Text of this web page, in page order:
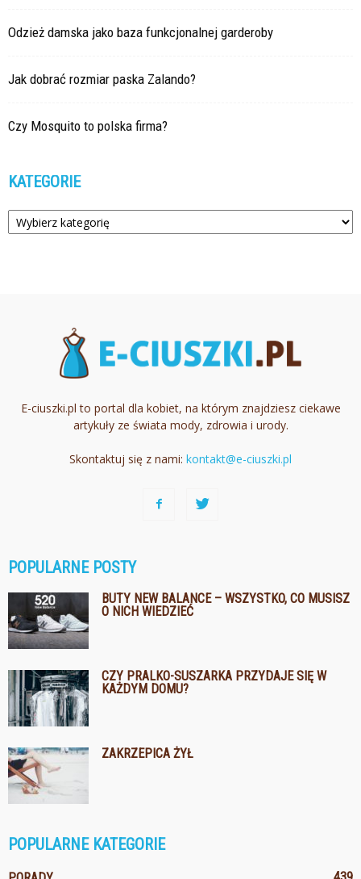
Odzież damska jako baza funkcjonalnej garderoby
Jak dobrać rozmiar paska Zalando?
Czy Mosquito to polska firma?
KATEGORIE
Kategorie
E-ciuszki.pl to portal dla kobiet, na którym znajdziesz ciekawe
artykuły ze świata mody, zdrowia i urody.
Skontaktuj się z nami: kontakt@e-ciuszki.pl
POPULARNE POSTY
BUTY NEW BALANCE – WSZYSTKO, CO MUSISZ
O NICH WIEDZIEĆ
CZY PRALKO-SUSZARKA PRZYDAJE SIĘ W
KAŻDYM DOMU?
ZAKRZEPICA ŻYŁ
POPULARNE KATEGORIE